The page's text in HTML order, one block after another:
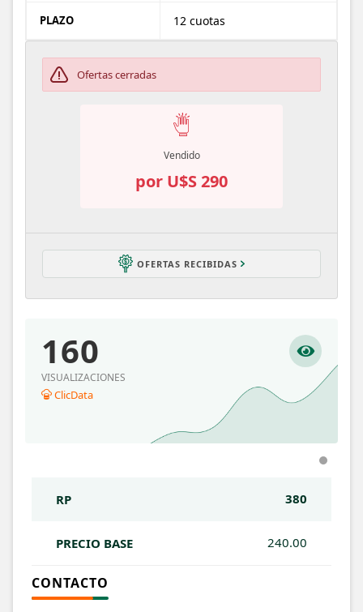
PLAZO 12 cuotas
Ofertas cerradas
Vendido
por U$S 290
OFERTAS RECIBIDAS
160
VISUALIZACIONES
ClicData
RP 380
PRECIO BASE 240.00
CONTACTO